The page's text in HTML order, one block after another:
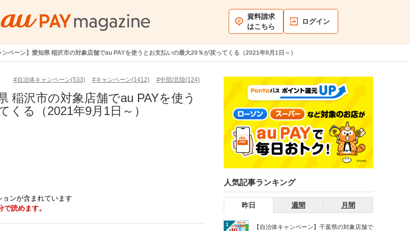
資料請求
はこちら
ログイン
ンペーン】愛知県 稲沢市の対象店舗でau PAYを使うとお支払いの最大20％が戻ってくる（2021年9月1日～）
#自治体キャンペーン(533) #キャンペーン(1412) #中部/北陸(124)
稲沢市の対象店舗でau PAYを使う
くる（2021年9月1日～）
ョンが含まれています
で読めます。
人気記事ランキング
昨日 週間 月間
1
【自治体キャンペーン】千葉県の対象店舗で